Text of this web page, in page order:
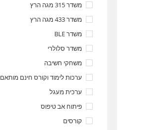
משדר 315 מגה הרץ
משדר 433 מגה הרץ
משדר BLE
משדר סלולרי
משחקי חשיבה
ערכות לימוד וקורס חינם מותאם
ערכית מעגל
פיתוח אב טיפוס
קורסים